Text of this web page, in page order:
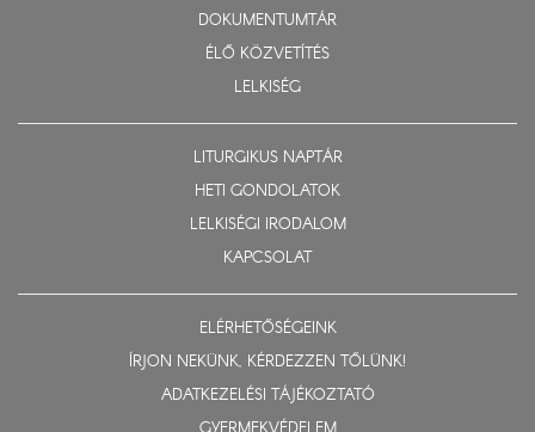
DOKUMENTUMTÁR
ÉLŐ KÖZVETÍTÉS
LELKISÉG
LITURGIKUS NAPTÁR
HETI GONDOLATOK
LELKISÉGI IRODALOM
KAPCSOLAT
ELÉRHETŐSÉGEINK
ÍRJON NEKÜNK, KÉRDEZZEN TŐLÜNK!
ADATKEZELÉSI TÁJÉKOZTATÓ